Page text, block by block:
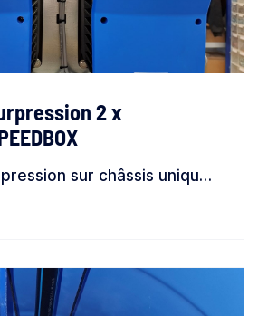
2 x
Groupe de surpression sur châssis unique avec 2 pompes type PLURIJET 6.200, contrôlées par des variateurs de vitesse type SPEEDBOX 1309TT, avec aspiration dans un réservoir de stockage type CP 3000